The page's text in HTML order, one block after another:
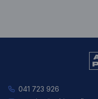
041 723 926